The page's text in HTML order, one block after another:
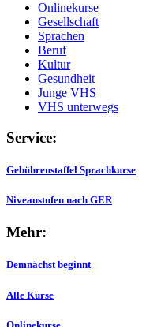
Onlinekurse
Gesellschaft
Sprachen
Beruf
Kultur
Gesundheit
Junge VHS
VHS unterwegs
Service:
Gebührenstaffel Sprachkurse
Niveaustufen nach GER
Mehr:
Demnächst beginnt
Alle Kurse